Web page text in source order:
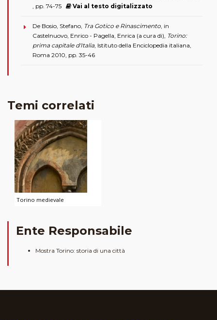
, pp. 74-75
Vai al testo digitalizzato
De Bosio, Stefano, Tra Gotico e Rinascimento , in
Castelnuovo, Enrico - Pagella, Enrica (a cura di), Torino:
prima capitale d'Italia , Istituto della Enciclopedia italiana,
Roma 2010, pp. 35-46
Temi correlati
Torino medievale
Ente Responsabile
Mostra Torino: storia di una città